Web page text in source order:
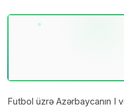
Futbol üzrə Azərbaycanın I